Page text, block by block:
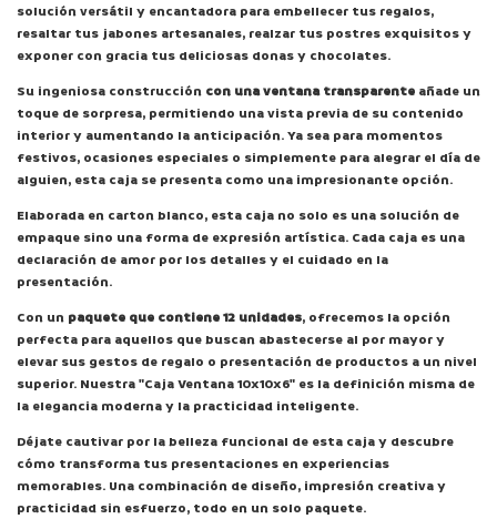
solución versátil y encantadora para embellecer tus regalos,
resaltar tus jabones artesanales, realzar tus postres exquisitos y
exponer con gracia tus deliciosas donas y chocolates.
Su ingeniosa construcción con una ventana transparente añade un
toque de sorpresa, permitiendo una vista previa de su contenido
interior y aumentando la anticipación. Ya sea para momentos
festivos, ocasiones especiales o simplemente para alegrar el día de
alguien, esta caja se presenta como una impresionante opción.
Elaborada en carton blanco, esta caja no solo es una solución de
empaque sino una forma de expresión artística. Cada caja es una
declaración de amor por los detalles y el cuidado en la
presentación.
Con un paquete que contiene 12 unidades, ofrecemos la opción
perfecta para aquellos que buscan abastecerse al por mayor y
elevar sus gestos de regalo o presentación de productos a un nivel
superior. Nuestra "Caja Ventana 10x10x6" es la definición misma de
la elegancia moderna y la practicidad inteligente.
Déjate cautivar por la belleza funcional de esta caja y descubre
cómo transforma tus presentaciones en experiencias
memorables. Una combinación de diseño, impresión creativa y
practicidad sin esfuerzo, todo en un solo paquete.